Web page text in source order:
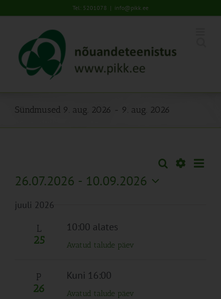
to
Tel: 5201078 | info@pikk.ee
Sündmused 9. aug. 2026 - 9. aug. 2026
Sündmused
Search
Otsi
26.07.2026 - 10.09.2026
kuupäev.
juuli 2026
L
25
10:00 alates
Avatud talude päev
P
26
Kuni 16:00
Avatud talude päev